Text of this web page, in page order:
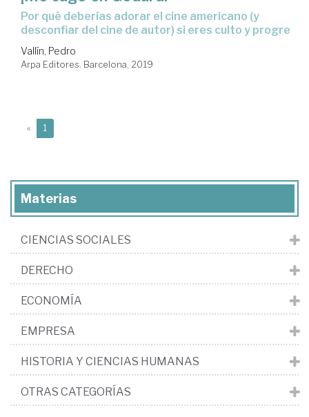
por qué deberías adorar el cine americano (y
desconfiar del cine de autor) si eres culto y progre
Vallín, Pedro
Arpa Editores. Barcelona, 2019
« 1
Materias
CIENCIAS SOCIALES
DERECHO
ECONOMÍA
EMPRESA
HISTORIA Y CIENCIAS HUMANAS
OTRAS CATEGORÍAS